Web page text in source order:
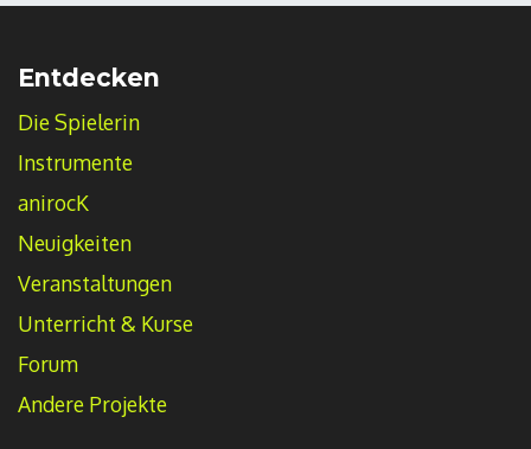
Entdecken
Die Spielerin
Instrumente
anirocK
Neuigkeiten
Veranstaltungen
Unterricht & Kurse
Forum
Andere Projekte